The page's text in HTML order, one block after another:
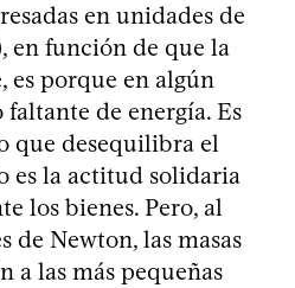
en unidades de
en función de que la
es porque en algún
de energía. Es
que desequilibra el
es la actitud solidaria
los bienes. Pero, al
de Newton, las masas
a las más pequeñas